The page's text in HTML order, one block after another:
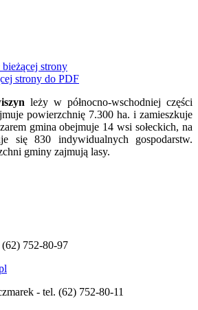
strony
strony do PDF
leży w północno-wschodniej części
powierzchnię 7.300 ha. i zamieszkuje
gmina obejmuje 14 wsi sołeckich, na
się 830 indywidualnych gospodarstw.
gminy zajmują lasy.
752-80-97
- tel. (62) 752-80-11